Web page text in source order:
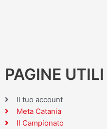
PAGINE UTILI
Il tuo account
Meta Catania
Il Campionato